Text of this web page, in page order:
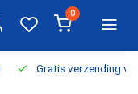
0
Gratis verzending